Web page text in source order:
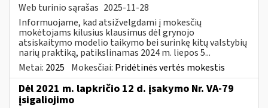
Web turinio sąrašas 2025-11-28
Informuojame, kad atsižvelgdami į mokesčių
mokėtojams kilusius klausimus dėl grynojo
atsiskaitymo modelio taikymo bei surinkę kitų valstybių
narių praktiką, patikslinamas 2024 m. liepos 5...
Metai: 2025 Mokesčiai: Pridėtinės vertės mokestis
Dėl 2021 m. lapkričio 12 d. įsakymo Nr. VA-79
įsigaliojimo